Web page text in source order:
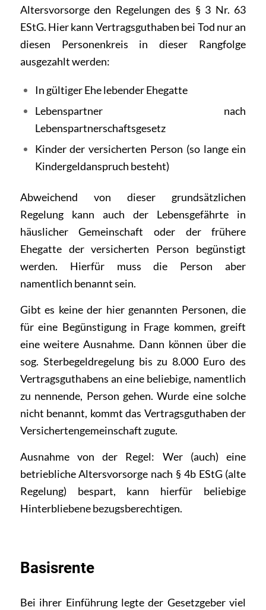
Altersvorsorgeden Regelungen des § 3 Nr. 63
EStG. Hier kann Vertragsguthaben bei Tod nur an
diesen Personenkreis in dieser Rangfolge
ausgezahlt werden:
In gültiger Ehe lebender Ehegatte
Lebenspartner nach
Lebenspartnerschaftsgesetz
Kinder der versicherten Person (so lange ein
Kindergeldanspruch besteht)
Abweichend von dieser grundsätzlichen
Regelung kann auch der Lebensgefährte in
häuslicher Gemeinschaft oder der frühere
Ehegatte der versicherten Person begünstigt
werden. Hierfür muss die Person aber
namentlich benannt sein.
Gibt es keine der hier genannten Personen, die
für eine Begünstigung in Frage kommen, greift
eine weitere Ausnahme. Dann können über die
sog. Sterbegeldregelung bis zu 8.000 Euro des
Vertragsguthabens an eine beliebige, namentlich
zu nennende, Person gehen. Wurde eine solche
nicht benannt, kommt das Vertragsguthaben der
Versichertengemeinschaft zugute.
Ausnahme von der Regel: Wer (auch) eine
betriebliche Altersvorsorge nach § 4b EStG (alte
Regelung) bespart, kann hierfür beliebige
Hinterbliebene bezugsberechtigen.
Basisrente
Bei ihrer Einführung legte der Gesetzgeber viel